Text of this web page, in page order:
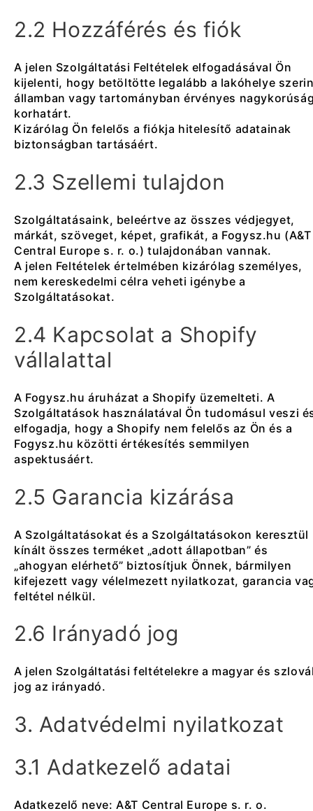
2.2 Hozzáférés és fiók
A jelen Szolgáltatási Feltételek elfogadásával Ön
kijelenti, hogy betöltötte legalább a lakóhelye
államban vagy tartományban érvényes
korhatárt.
Kizárólag Ön felelős a fiókja hitelesítő adatainak
biztonságban tartásáért.
2.3 Szellemi tulajdon
Szolgáltatásaink, beleértve az összes védjegyet,
márkát, szöveget, képet, grafikát, a Fogysz.hu (A&T
Central Europe s. r. o.) tulajdonában vannak.
A jelen Feltételek értelmében kizárólag személyes,
nem kereskedelmi célra veheti igénybe a
Szolgáltatásokat.
2.4 Kapcsolat a Shopify
vállalattal
A Fogysz.hu áruházat a Shopify üzemelteti. A
Szolgáltatások használatával Ön tudomásul veszi
elfogadja, hogy a Shopify nem felelős az Ön és a
Fogysz.hu közötti értékesítés semmilyen
aspektusáért.
2.5 Garancia kizárása
A Szolgáltatásokat és a Szolgáltatásokon keresztül
kínált összes terméket „adott állapotban” és
„ahogyan elérhető” biztosítjuk Önnek, bármilyen
kifejezett vagy vélelmezett nyilatkozat, garancia
feltétel nélkül.
2.6 Irányadó jog
A jelen Szolgáltatási feltételekre a magyar és
jog az irányadó.
3. Adatvédelmi nyilatkozat
3.1 Adatkezelő adatai
Adatkezelő neve: A&T Central Europe s. r. o.